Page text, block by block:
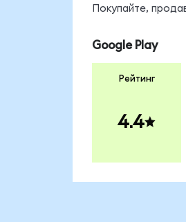
Покупайте,
Google Play
Рейтинг
4.4